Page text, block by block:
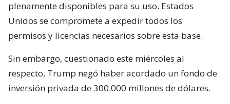
plenamente disponibles para su uso. Estados
Unidos se compromete a expedir todos los
permisos y licencias necesarios sobre esta base.
Sin embargo, cuestionado este miércoles al
respecto, Trump negó haber acordado un fondo de
inversión privada de 300.000 millones de dólares.